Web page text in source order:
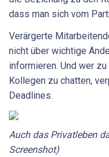
dass man sich vom
Verärgerte
nicht über wichtige
informieren. Und wer
Kollegen zu chatten,
Deadlines.
Auch das Privatleben
Screenshot)